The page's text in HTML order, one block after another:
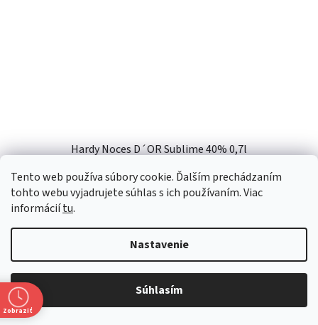
Tento web používa súbory cookie. Ďalším prechádzaním
tohto webu vyjadrujete súhlas s ich používaním. Viac
informáciítu.
Nastavenie
Súhlasím
Hardy Noces D´OR Sublime 40% 0,7l
Skladem
€340
Zobraziť